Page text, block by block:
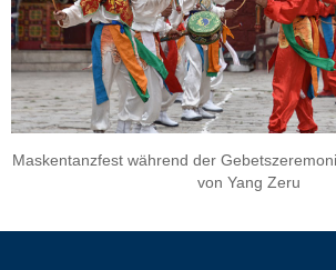
Maskentanzfest während der
von Yang Zeru